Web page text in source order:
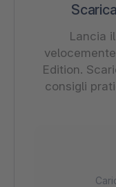
Lancia
Edition.
consigli